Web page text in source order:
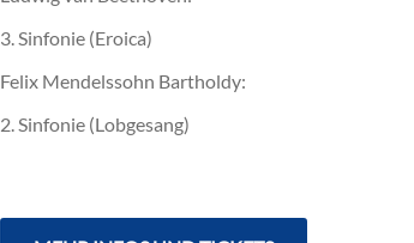
3. Sinfonie (Eroica)
Felix Mendelssohn Bartholdy:
2. Sinfonie (Lobgesang)